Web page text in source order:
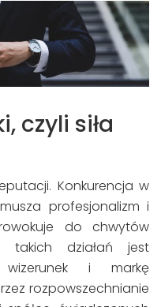
czyli siła
Konkurencja w
profesjonalizm i
do chwytów
działań jest
i markę
rozpowszechnianie